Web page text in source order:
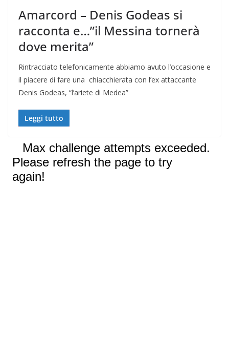
Amarcord – Denis Godeas si
racconta e…”il Messina tornerà
dove merita”
Rintracciato telefonicamente abbiamo avuto l’occasione e
il piacere di fare una chiacchierata con l’ex attaccante
Denis Godeas, “l’ariete di Medea”
Leggi tutto